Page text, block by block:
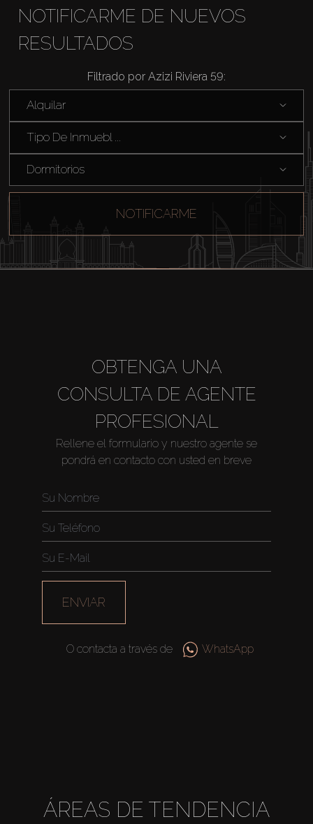
Comprar
Alquilar
Venta
Agentes
NOTIFICARME DE NUEVOS
RESULTADOS
Filtrado por Azizi Riviera 59:
Alquilar
Tipo De Inmuebl ...
Dormitorios
NOTIFICARME
OBTENGA UNA
CONSULTA DE AGENTE
PROFESIONAL
Rellene el formulario y nuestro agente se
pondrá en contacto con usted en breve
ENVIAR
O contacta a través de WhatsApp
ÁREAS DE TENDENCIA